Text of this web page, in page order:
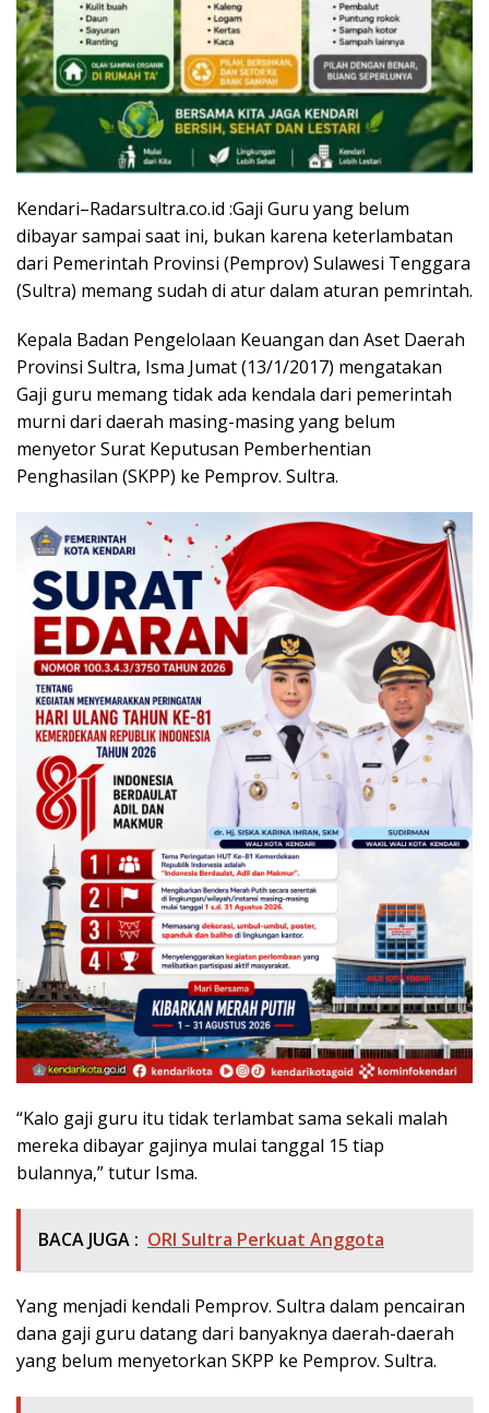
Kendari–Radarsultra.co.id :Gaji Guru yang belum
dibayar sampai saat ini, bukan karena keterlambatan
dari Pemerintah Provinsi (Pemprov) Sulawesi Tenggara
(Sultra) memang sudah di atur dalam aturan pemrintah.
Kepala Badan Pengelolaan Keuangan dan Aset Daerah
Provinsi Sultra, Isma Jumat (13/1/2017) mengatakan
Gaji guru memang tidak ada kendala dari pemerintah
murni dari daerah masing-masing yang belum
menyetor Surat Keputusan Pemberhentian
Penghasilan (SKPP) ke Pemprov. Sultra.
“Kalo gaji guru itu tidak terlambat sama sekali malah
mereka dibayar gajinya mulai tanggal 15 tiap
bulannya,” tutur Isma.
BACA JUGA : ORI Sultra Perkuat Anggota
Yang menjadi kendali Pemprov. Sultra dalam pencairan
dana gaji guru datang dari banyaknya daerah-daerah
yang belum menyetorkan SKPP ke Pemprov. Sultra.